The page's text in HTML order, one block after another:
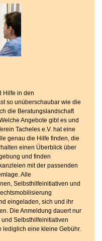
Hilfe in den
so unüberschaubar wie die
die Beratungslandschaft
Angebote gibt es und
Tacheles e.V. hat eine
genau die Hilfe finden, die
einen Überblick über
und finden
mit der passenden
Alle
Selbsthilfeinitiativen und
eingeladen, sich und ihr
Die Anmeldung dauert nur
Selbsthilfeinitiativen
lediglich eine kleine Gebühr.